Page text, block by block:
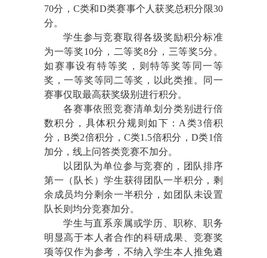
70分，C类和D类赛事个人获奖总积分限30
分。
学生参与竞赛取得各级奖励积分标准
为一等奖10分，二等奖8分，三等奖5分。
如赛事设有特等奖，则特等奖等同一等
奖，一等奖等同二等奖，以此类推。同一
赛事仅取最高获奖级别进行积分。
各赛事依照竞赛清单划分类别进行倍
数积分，具体积分规则如下： A类3倍积
分，B类2倍积分，C类1 .5倍积分，D类1倍
加分，线上问答类竞赛不加分。
以团队为单位参与竞赛的，团队排序
第一（队长）学生获得团队一半积分，剩
余成员均分剩余一半积分，如团队未设置
队长则均分竞赛加分。
学生与直系亲属或学历、职称、职务
明显高于本人者合作的科研成果、竞赛奖
项等仅作为参考，不纳入学生本人推免遴